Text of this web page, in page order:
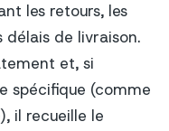
les retours, les
de livraison.
et, si
spécifique (comme
il recueille le